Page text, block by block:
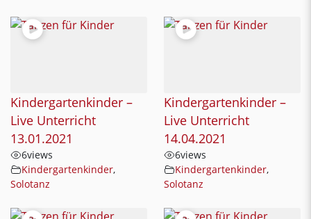
Kindergartenkinder –
Live Unterricht
13.01.2021
6views
Kindergartenkinder,
Solotanz
Kindergartenkinder –
Live Unterricht
14.04.2021
6views
Kindergartenkinder,
Solotanz